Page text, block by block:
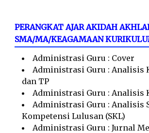
PERANGKAT AJAR AKIDAH
SMA/MA/KEAGAMAAN
Administrasi Guru : Cover
Administrasi Guru : Analisis
dan TP
Administrasi Guru : Analisis
Administrasi Guru : Analisis
Kompetensi Lulusan (SKL)
Administrasi Guru : Jurnal